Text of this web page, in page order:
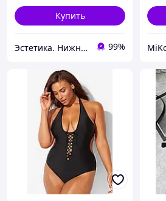
Купить
Эстетика. Нижнее белье. 99%